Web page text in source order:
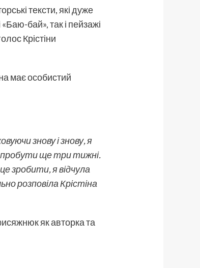
тексти, які дуже
бай», так і пейзажі
Крістіни
має особистий
знову і знову, я
пробути ще три тижні.
зробити, я відчула
розповіла Крістіна
як авторка та